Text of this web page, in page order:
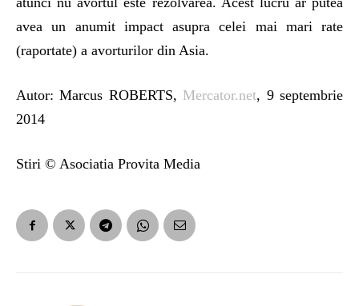
avea un anumit impact asupra celei mai mari rate
(raportate) a avorturilor din Asia.
Autor: Marcus ROBERTS, Mercator.net, 9 septembrie
2014
Stiri © Asociatia Provita Media